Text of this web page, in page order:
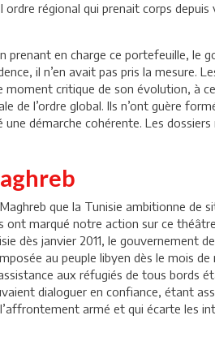
ordre régional qui prenait corps
prenant en charge ce portefeuille, le
il n’en avait pas pris la mesure.
moment critique de son évolution, à
de l’ordre global. Ils n’ont guère
démarche cohérente. Les
que la Tunisie ambitionne de
ont marqué notre action sur ce
dès janvier 2011, le gouvernement
au peuple libyen dès le mois
aux réfugiés de tous bords
dialoguer en confiance, étant
armé et qui écarte les